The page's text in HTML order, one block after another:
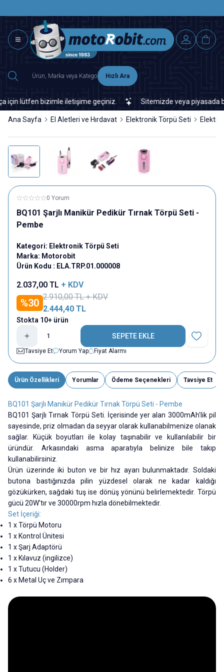
Hızlı Ara
lütfen bizimle iletişime geçiniz. Sitemizde veya piyasada
Ana Sayfa El Aletleri ve Hırdavat Elektronik Törpü Seti
0 Yorum
BQ101 Şarjlı Manikür Pedikür Tırnak Törpü Seti -
Pembe
Kategori: Elektronik Törpü Seti
Marka: Motorobit
Ürün Kodu : ELA.TRP.01.000008
2.037,00 TL + KDV
%30
2.910,00TL + KDV
2.444,40 TL
Stokta 10+ ürün
SEPETE EKLE
Favoriye
Tavsiye Et
Yorum Yap Fiyat Alarmı
Ürün Özellikleri Yorumlar Ödeme Seçenekleri Tavsiye Et
BQ101 Şarjlı Manikür Pedikür Tırnak Törpü Seti - Pembe
BQ101 Şarjlı Tırnak Törpü Seti. İçerisinde yer alan 3000mAh'lik pil
sayesinde, priz olmadan da seyyar olarak kullanabilmenize olanak
sağlar. Küçük boyutları ile kolay taşınabilir ve kullanılabilir bir
üründür. Arkasındaki asma aparatıyla belinize bile takıp
kullanabilirsiniz.
Ürün üzerinde iki buton ve bir hız ayarı bulunmaktadır. Soldaki
butona bastığınızda pilin yüzdesel olarak ne kadar kaldığı
gözükürken, sağdaki tuş ise dönüş yönünü belirlemektedir. Törpü
gücü 20W'tır ve 30000rpm hızla dönebilmektedir.
Set İçeriği:
1 x Törpü Motoru
1 x Kontrol Ünitesi
1 x Şarj Adaptörü
1 x Kılavuz (ingilizce)
1 x Tutucu (Holder)
6 x Metal Uç ve Zımpara